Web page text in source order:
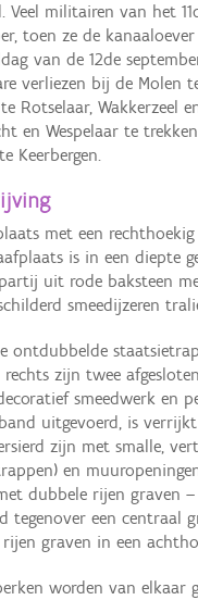
Veel militairen van het
toen ze de
van de 12de
verliezen bij de Molen
Rotselaar, Wakkerzeel
en Wespelaar te
Keerbergen.
met een
is in een diepte
uit rode baksteen
smeedijzeren
ontdubbelde
rechts zijn twee
smeedwerk en
uitgevoerd, is
zijn met smalle,
en
dubbele rijen graven
tegenover een centraal
graven in een
worden van elkaar